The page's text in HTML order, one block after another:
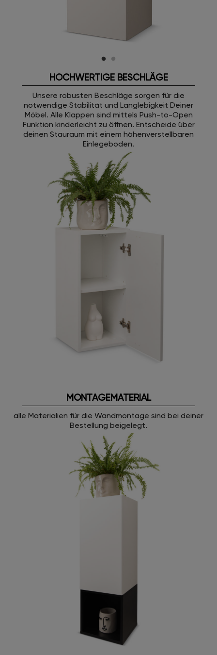
HOCHWERTIGE BESCHLÄGE
Unsere robusten Beschläge sorgen für die
notwendige Stabilität und Langlebigkeit Deiner
Möbel. Alle Klappen sind mittels Push-to-Open
Funktion kinderleicht zu öffnen. Entscheide über
deinen Stauraum mit einem höhenverstellbaren
Einlegeboden.
MONTAGEMATERIAL
alle Materialien für die Wandmontage sind bei deiner
Bestellung beigelegt.